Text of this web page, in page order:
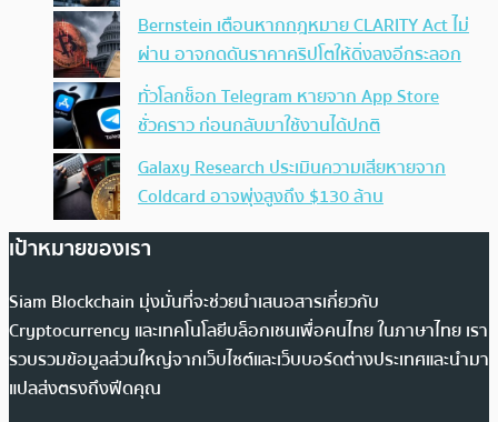
Bernstein เตือนหากกฎหมาย CLARITY Act ไม่
ผ่าน อาจกดดันราคาคริปโตให้ดิ่งลงอีกระลอก
ทั่วโลกช็อก Telegram หายจาก App Store
ชั่วคราว ก่อนกลับมาใช้งานได้ปกติ
Galaxy Research ประเมินความเสียหายจาก
Coldcard อาจพุ่งสูงถึง $130 ล้าน
เป้าหมายของเรา
Siam Blockchain มุ่งมั่นที่จะช่วยนำเสนอสารเกี่ยวกับ
Cryptocurrency และเทคโนโลยีบล็อกเชนเพื่อคนไทย ในภาษาไทย เรา
รวบรวมข้อมูลส่วนใหญ่จากเว็บไซต์และเว็บบอร์ดต่างประเทศและนำมา
แปลส่งตรงถึงฟีดคุณ